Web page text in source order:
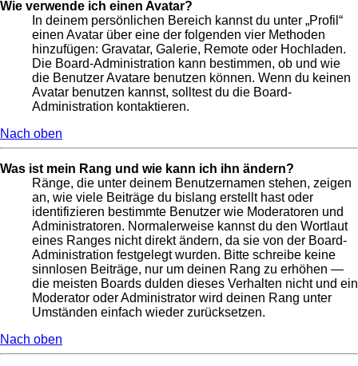
Wie verwende ich einen Avatar?
In deinem persönlichen Bereich kannst du unter „Profil“
einen Avatar über eine der folgenden vier Methoden
hinzufügen: Gravatar, Galerie, Remote oder Hochladen.
Die Board-Administration kann bestimmen, ob und wie
die Benutzer Avatare benutzen können. Wenn du keinen
Avatar benutzen kannst, solltest du die Board-
Administration kontaktieren.
Nach oben
Was ist mein Rang und wie kann ich ihn ändern?
Ränge, die unter deinem Benutzernamen stehen, zeigen
an, wie viele Beiträge du bislang erstellt hast oder
identifizieren bestimmte Benutzer wie Moderatoren und
Administratoren. Normalerweise kannst du den Wortlaut
eines Ranges nicht direkt ändern, da sie von der Board-
Administration festgelegt wurden. Bitte schreibe keine
sinnlosen Beiträge, nur um deinen Rang zu erhöhen —
die meisten Boards dulden dieses Verhalten nicht und ein
Moderator oder Administrator wird deinen Rang unter
Umständen einfach wieder zurücksetzen.
Nach oben